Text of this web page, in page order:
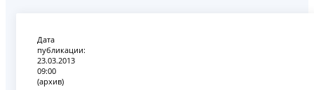
Дата
публикации:
23.03.2013
09:00
(архив)